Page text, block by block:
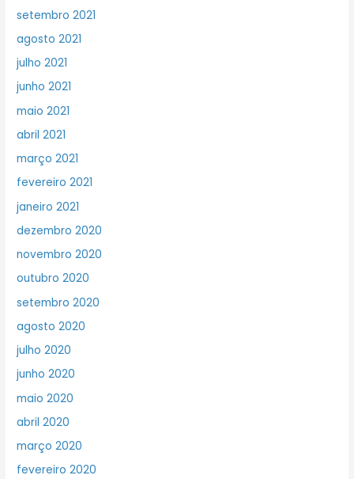
setembro 2021
agosto 2021
julho 2021
junho 2021
maio 2021
abril 2021
março 2021
fevereiro 2021
janeiro 2021
dezembro 2020
novembro 2020
outubro 2020
setembro 2020
agosto 2020
julho 2020
junho 2020
maio 2020
abril 2020
março 2020
fevereiro 2020